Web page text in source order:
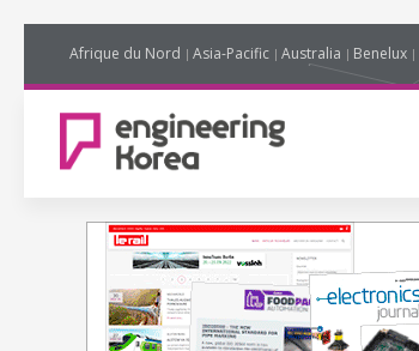
Afrique du Nord Asia-Pacific Australia Benelux